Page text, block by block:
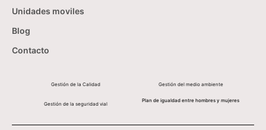
Unidades moviles
Blog
Contacto
Gestión de la Calidad Gestión del medio ambiente
Gestión de la seguridad vial
Plan de igualdad entre hombres y mujeres